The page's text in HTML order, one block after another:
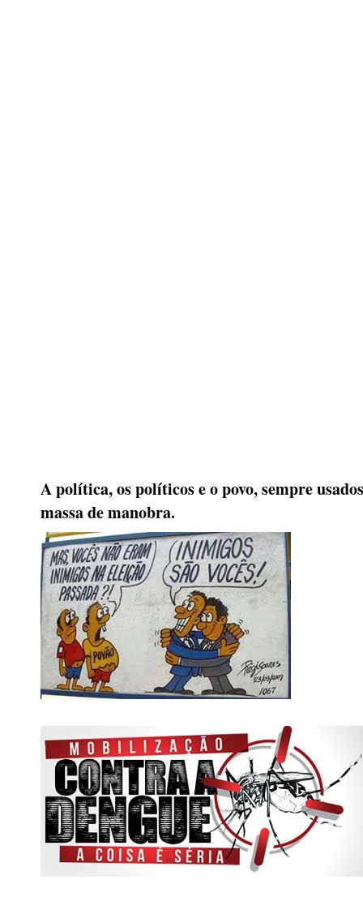
A política, os políticos e o povo, sempre
massa de manobra.